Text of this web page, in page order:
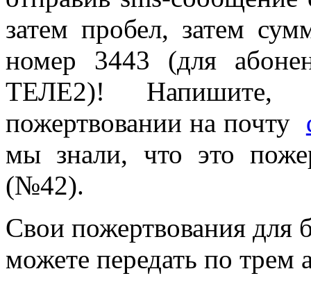
затем пробел, затем
номер 3443 (для
ТЕЛЕ2)! Напишите,
пожертвовании на почту
мы знали, что это
(№42).
Свои пожертвования
можете передать по трем